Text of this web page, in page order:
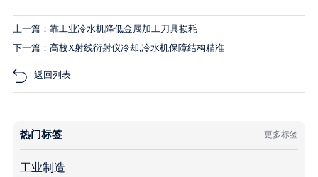
上一篇：靠工业冷水机降低金属加工刀具损耗
下一篇：高校X射线衍射仪冷却,冷水机保障结构精准
返回列表
热门标签 更多标签
工业制造